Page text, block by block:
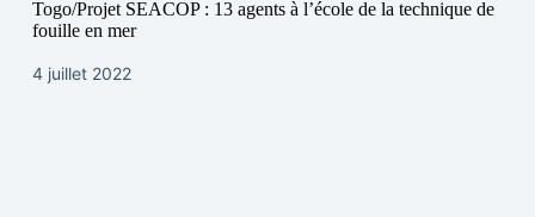
Togo/Projet SEACOP : 13 agents à l’école de la technique de
fouille en mer
4 juillet 2022